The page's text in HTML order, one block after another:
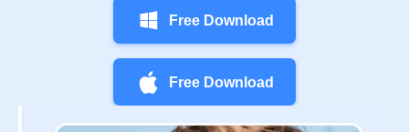
Free Download
Free Download